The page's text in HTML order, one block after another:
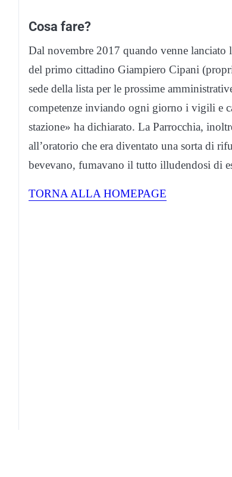
Cosa fare?
Dal novembre 2017 quando venne lanciato
del primo cittadino Giampiero Cipani
sede della lista per le prossime
competenze inviando ogni giorno i vigili e
stazione» ha dichiarato. La Parrocchia,
all’oratorio che era diventato una sorta di
bevevano, fumavano il tutto illudendosi di
TORNA ALLA HOMEPAGE